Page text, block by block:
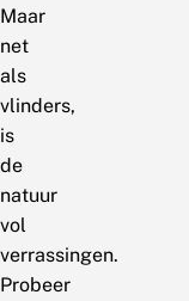
Maar
net
als
vlinders,
is
de
natuur
vol
verrassingen.
Probeer